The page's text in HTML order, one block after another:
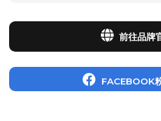
前往品牌
FACEBOOK